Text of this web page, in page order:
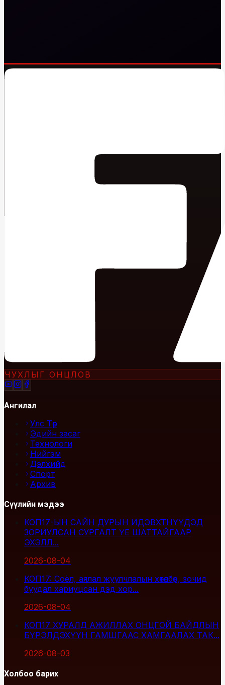
ЧУХЛЫГ ОНЦЛОВ
Ангилал
Улс Төр
Эдийн засаг
Технологи
Нийгэм
Дэлхийд
Спорт
Архив
Сүүлийн мэдээ
КОП17-ЫН САЙН ДУРЫН ИДЭВХТНҮҮДЭД
ЗОРИУЛСАН СУРГАЛТ ҮЕ ШАТТАЙГААР
ЭХЭЛЛ...
2026-08-04
КОП17: Соёл, аялал жуулчлалын хөтөлбөр, зочид
буудал хариуцсан дэд хор...
2026-08-04
КОП17 ХУРАЛД АЖИЛЛАХ ОНЦГОЙ БАЙДЛЫН
БҮРЭЛДЭХҮҮН ГАМШГААС ХАМГААЛАХ ТАК...
2026-08-03
Холбоо барих